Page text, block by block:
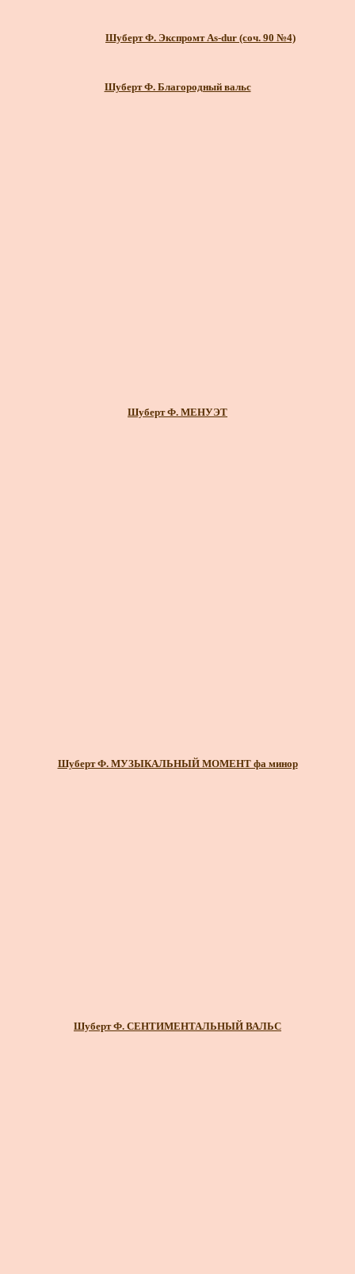
Шуберт Ф. Экспромт As-dur (соч. 90 №4)
Шуберт Ф. Благородный вальс
Шуберт Ф. МЕНУЭТ
Шуберт Ф. МУЗЫКАЛЬНЫЙ МОМЕНТ фа минор
Шуберт Ф. СЕНТИМЕНТАЛЬНЫЙ ВАЛЬС